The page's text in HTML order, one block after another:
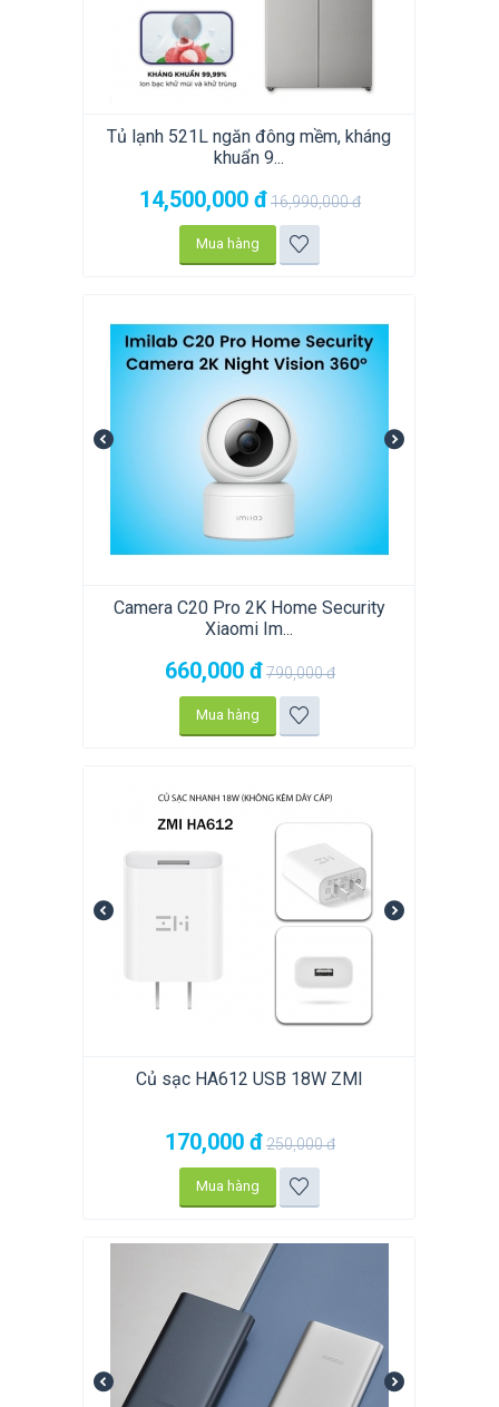
Tủ lạnh 521L ngăn đông mềm, kháng
khuẩn 9...
14,500,000 đ16,990,000đ
Mua hàng
Camera C20 Pro 2K Home Security
Xiaomi Im...
660,000 đ790,000đ
Mua hàng
Củ sạc HA612 USB 18W ZMI
170,000 đ250,000đ
Mua hàng